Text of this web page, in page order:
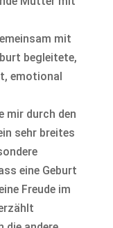
mit
begleitete,
emotional
mir durch den
sehr breites
eine Geburt
Freude im